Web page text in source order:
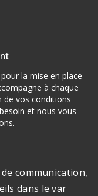
la mise en place
à chaque
de vos conditions
et nous vous
communication,
dans le var